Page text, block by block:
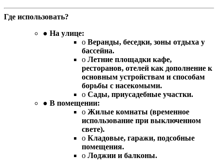
Где использовать?
● На улице:
o Веранды, беседки, зоны отдыха у
бассейна.
o Летние площадки кафе,
ресторанов, отелей как дополнение к
основным устройствам и способам
борьбы с насекомыми.
o Сады, приусадебные участки.
● В помещении:
o Жилые комнаты (временное
использование при выключенном
свете).
o Кладовые, гаражи, подсобные
помещения.
o Лоджии и балконы.